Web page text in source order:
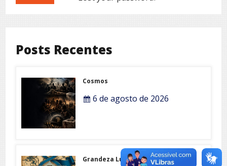
Posts Recentes
Cosmos
6 de agosto de 2026
Grandeza Lusófona e Expo-